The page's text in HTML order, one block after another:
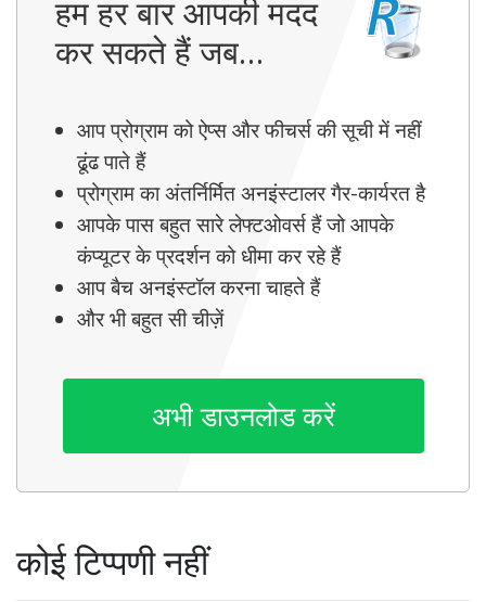
हम हर बार आपकी मदद
कर सकते हैं जब…
आप प्रोग्राम को ऐप्स और फीचर्स की सूची में नहीं
ढूंढ पाते हैं
प्रोग्राम का अंतर्निर्मित अनइंस्टालर गैर-कार्यरत है
आपके पास बहुत सारे लेफ्टओवर्स हैं जो आपके
कंप्यूटर के प्रदर्शन को धीमा कर रहे हैं
आप बैच अनइंस्टॉल करना चाहते हैं
और भी बहुत सी चीज़ें
अभी डाउनलोड करें
कोई टिप्पणी नहीं